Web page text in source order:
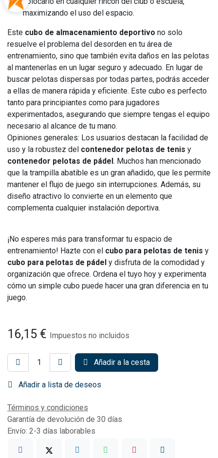
maximizando el uso del espacio.
Este cubo de almacenamiento deportivo no solo
resuelve el problema del desorden en tu área de
entrenamiento, sino que también evita daños en las pelotas
al mantenerlas en un lugar seguro y adecuado. En lugar de
buscar pelotas dispersas por todas partes, podrás acceder
a ellas de manera rápida y eficiente. Este cubo es perfecto
tanto para principiantes como para jugadores
experimentados, asegurando que siempre tengas el equipo
necesario al alcance de tu mano.
Opiniones generales: Los usuarios destacan la facilidad de
uso y la robustez del contenedor pelotas de tenis y
contenedor pelotas de pádel. Muchos han mencionado
que la trampilla abatible es un gran añadido, que les permite
mantener el flujo de juego sin interrupciones. Además, su
diseño atractivo lo convierte en un elemento que
complementa cualquier instalación deportiva.
¡No esperes más para transformar tu espacio de
entrenamiento! Hazte con el cubo para pelotas de tenis y
cubo para pelotas de pádel y disfruta de la comodidad y
organización que ofrece. Ordena el tuyo hoy y experimenta
cómo un simple cubo puede hacer una gran diferencia en tu
juego.
16,15 € Impuestos no incluidos
Añadir a la cesta
Añadir a lista de deseos
Términos y condiciones
Garantía de devolución de 30 días
Envío: 2-3 días laborables